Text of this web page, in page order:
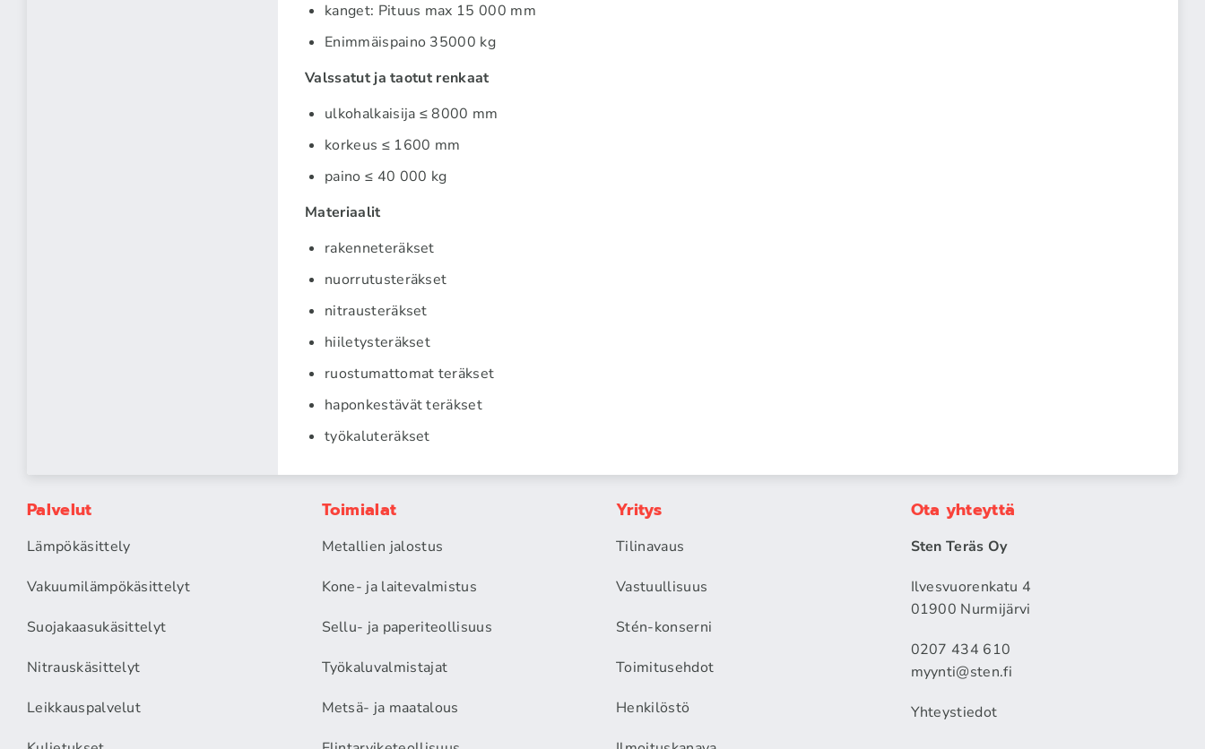
kanget: Pituus max 15 000 mm
Enimmäispaino 35000 kg
Valssatut ja taotut renkaat
ulkohalkaisija ≤ 8000 mm
korkeus ≤ 1600 mm
paino ≤ 40 000 kg
Materiaalit
rakenneteräkset
nuorrutusteräkset
nitrausteräkset
hiiletysteräkset
ruostumattomat teräkset
haponkestävät teräkset
työkaluteräkset
Palvelut
Lämpökäsittely
Vakuumilämpökäsittelyt
Suojakaasukäsittelyt
Nitrauskäsittelyt
Leikkauspalvelut
Toimialat
Metallien jalostus
Kone- ja laitevalmistus
Sellu- ja paperiteollisuus
Työkaluvalmistajat
Metsä- ja maatalous
Yritys
Tilinavaus
Vastuullisuus
Stén-konserni
Toimitusehdot
Henkilöstö
Ota yhteyttä
Sten Teräs Oy
Ilvesvuorenkatu 4
01900 Nurmijärvi
0207 434 610
myynti@sten.fi
Yhteystiedot